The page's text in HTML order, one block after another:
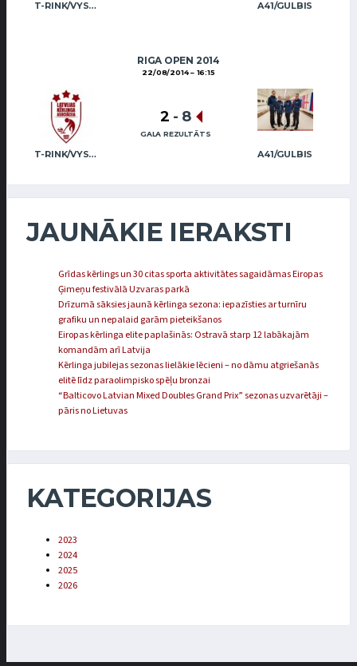
T-RINK/VYSKUPAITIS (LITHUANIA) A41/GULBIS
RIGA OPEN 2014
22/08/2014 16:15
T-RINK/VYSKUPAITIS (LITHUANIA) A41/GULBIS
2 - 8
GALA REZULTĀTS
JAUNĀKIE IERAKSTI
Grīdas kērlings un 30 citas sporta aktivitātes sagaidāmas Eiropas
Ģimeņu festivālā Uzvaras parkā
Drīzumā sāksies jaunā kērlinga sezona: iepazīsties ar turnīru
grafiku un nepalaid garām pieteikšanos
Eiropas kērlinga elite paplašinās: Ostravā starp 12 labākajām
komandām arī Latvija
Kērlinga jubilejas sezonas lielākie lēcieni – no dāmu atgriešanās
elitē līdz paraolimpisko spēļu bronzai
“Balticovo Latvian Mixed Doubles Grand Prix” sezonas uzvarētāji –
pāris no Lietuvas
KATEGORIJAS
2023
2024
2025
2026